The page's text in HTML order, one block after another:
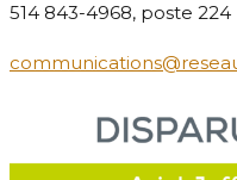
514 843-4968, poste 224